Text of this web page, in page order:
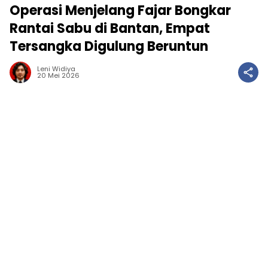
Operasi Menjelang Fajar Bongkar
Rantai Sabu di Bantan, Empat
Tersangka Digulung Beruntun
Leni Widiya
20 Mei 2026